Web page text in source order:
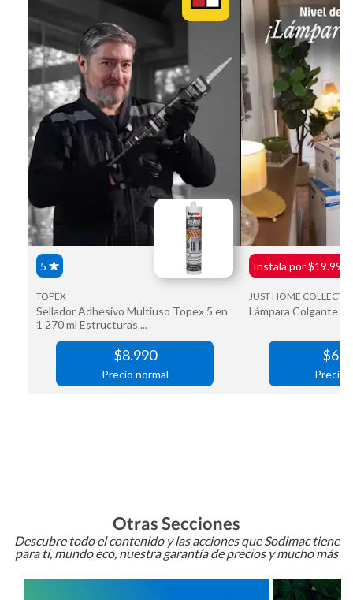
Otras Secciones
Descubre todo el contenido y las acciones que Sodimac tiene
para ti, mundo eco, nuestra garantía de precios y mucho más